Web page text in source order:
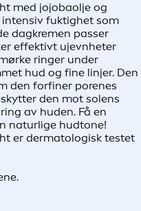
med jojobaolje og
fuktighet som
dagkremen passer
effektivt ujevnheter
ringer under
hud og fine linjer. Den
den forfiner porenes
den mot solens
av huden. Få en
naturlige hudtone!
er dermatologisk testet